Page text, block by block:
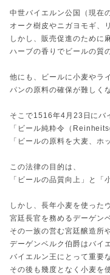
中世バイエルン公国（現在
オーク樹皮やニガヨモギ、
しかし、販売促進のために
ハーブの香りでビールの質
他にも、ビールに小麦やラ
パンの原料の確保が難しく
そこで1516年4月23日にバ
「ビール純粋令（
「ビールの原料を大麦、ホ
この法律の目的は、
「ビールの品質向上」と「
しかし、長年小麦を使った
宮廷長官を務めるデーゲン
その一族の営む宮廷醸造所
デーゲンベルク伯爵はバイ
バイエルン王にとって重要
その後も幾度となく小麦を